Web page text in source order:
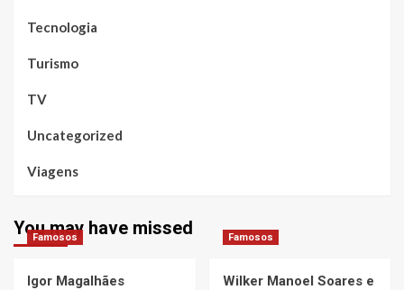
Tecnologia
Turismo
TV
Uncategorized
Viagens
You may have missed
Famosos
Igor Magalhães
Famosos
Wilker Manoel Soares e